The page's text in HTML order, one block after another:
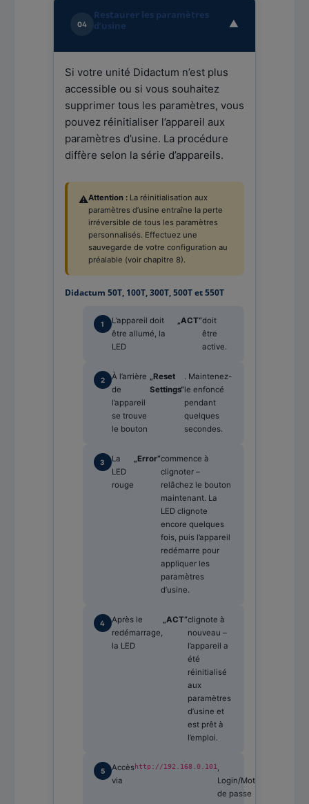
04
Restaurer les paramètres
d’usine
▼
Si votre unité Didactum n’est plus
accessible ou si vous souhaitez
supprimer tous les paramètres, vous
pouvez réinitialiser l’appareil aux
paramètres d’usine. La procédure
diffère selon la série d’appareils.
⚠️Attention : La réinitialisation aux
paramètres d’usine entraîne la perte
irréversible de tous les paramètres
personnalisés. Effectuez une
sauvegarde de votre configuration au
préalable (voir chapitre 8).
Didactum 50T, 100T, 300T, 500T et 550T
L’appareil doit
être allumé, la
LED
„ACT“doit
être
active.
À l’arrière
de
l’appareil
se trouve
le bouton
„Reset
Settings“
. Maintenez-
le enfoncé
pendant
quelques
secondes.
La
LED
rouge
„Error“commence à
clignoter –
relâchez le bouton
maintenant. La
LED clignote
encore quelques
fois, puis l’appareil
redémarre pour
appliquer les
paramètres
d’usine.
Après le
redémarrage,
la LED
„ACT“clignote à
nouveau –
l’appareil a
été
réinitialisé
aux
paramètres
d’usine et
est prêt à
l’emploi.
Accès
via
http://192.168.0.101,
Login/Mot
de passe